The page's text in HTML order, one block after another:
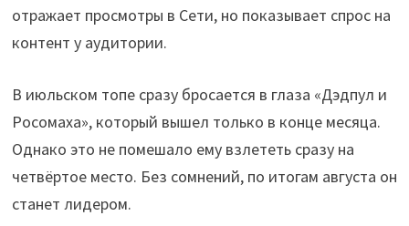
отражает просмотры в Сети, но показывает спрос на
контент у аудитории.
В июльском топе сразу бросается в глаза «Дэдпул и
Росомаха», который вышел только в конце месяца.
Однако это не помешало ему взлететь сразу на
четвёртое место. Без сомнений, по итогам августа он
станет лидером.